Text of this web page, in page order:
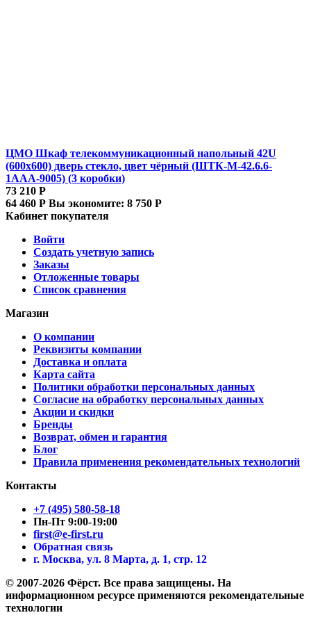
ЦМО Шкаф телекоммуникационный напольный 42U
(600x600) дверь стекло, цвет чёрный (ШТК-М-42.6.6-
1ААА-9005) (3 коробки)
73 210 Р
64 460 Р Вы экономите: 8 750 Р
Кабинет покупателя
Войти
Создать учетную запись
Заказы
Отложенные товары
Список сравнения
Магазин
О компании
Реквизиты компании
Доставка и оплата
Карта сайта
Политики обработки персональных данных
Согласие на обработку персональных данных
Акции и скидки
Бренды
Возврат, обмен и гарантия
Блог
Правила применения рекомендательных технологий
Контакты
+7 (495) 580-58-18
Пн-Пт 9:00-19:00
first@e-first.ru
Обратная связь
г. Москва, ул. 8 Марта, д. 1, стр. 12
© 2007-2026 Фёрст. Все права защищены. На
информационном ресурсе применяются рекомендательные
технологии